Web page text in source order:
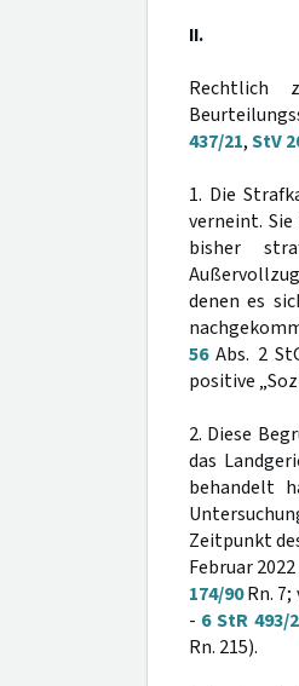
II.
Rechtlich
437/21,StV
1. Die
verneint.
bisher
denen es
56Abs. 2
positive
2. Diese
das
behandelt
Zeitpunkt
Februar
174/90Rn. 7;
- 6 StR 493/
Rn. 215).